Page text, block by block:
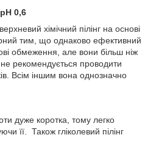
рН 0,6​
хімічний пілінг на основі
тим, що однаково ефективний
обмеження, але вони більш ніж
рекомендується проводити
Всім іншим вона однозначно
дуже коротка, тому легко
її. Також гліколевий пілінг